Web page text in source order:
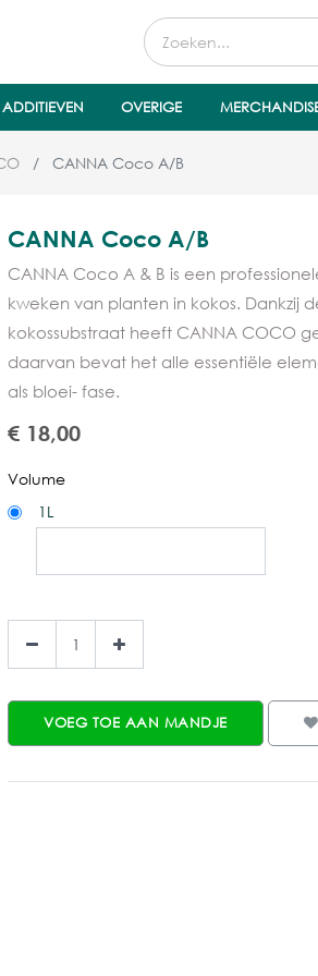
ADDITIEVEN OVERIGE
CANNA Coco A/B
CANNA Coco A/B
CANNA Coco A & B is een
kweken van planten in kokos. Dankzij
kokossubstraat heeft CANNA COCO
daarvan bevat het alle essentiële
als bloei- fase.
€ 18,00
Volume
1L
VOEG TOE AAN MANDJE